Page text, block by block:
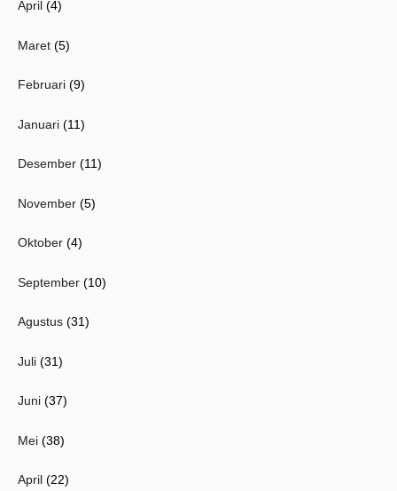
April (4)
Maret (5)
Februari (9)
Januari (11)
Desember (11)
November (5)
Oktober (4)
September (10)
Agustus (31)
Juli (31)
Juni (37)
Mei (38)
April (22)